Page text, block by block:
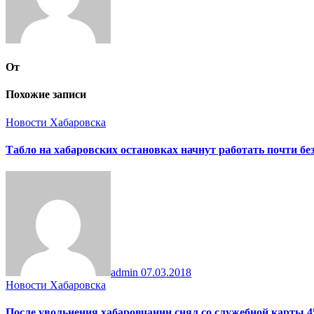
От
Похожие записи
Новости Хабаровска
Табло на хабаровских остановках начнут работать почти
admin 07.03.2018
Новости Хабаровска